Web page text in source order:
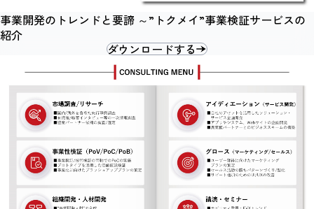
事業開発のトレンドと要諦 ～”トクメイ”事業検証サービスの
紹介
ダウンロードする